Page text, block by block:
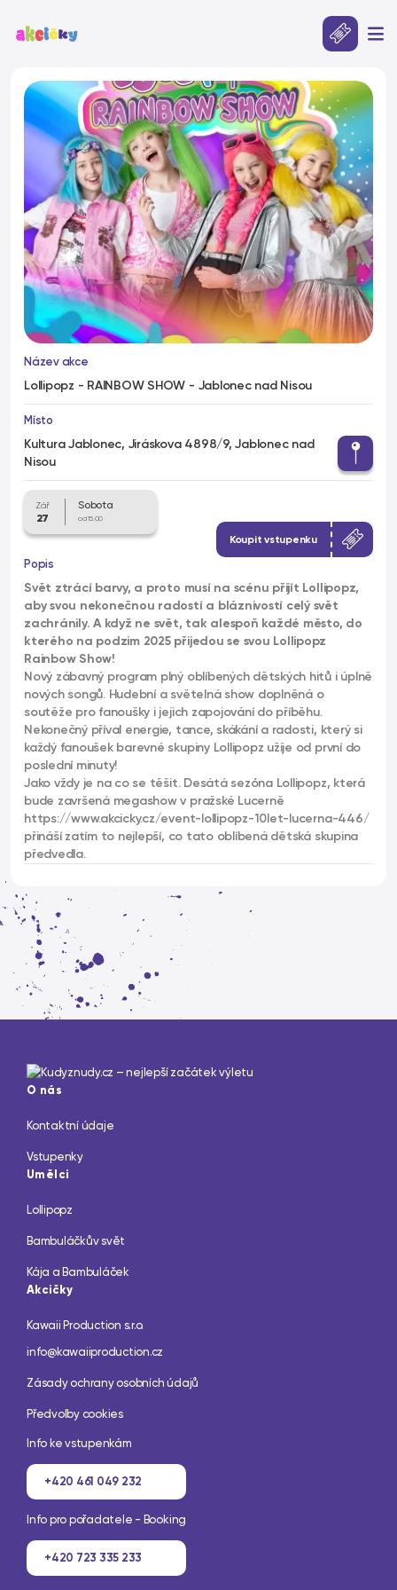
Název akce
Lollipopz - RAINBOW SHOW - Jablonec nad Nisou
Místo
Kultura Jablonec, Jiráskova 4898/9, Jablonec nad
Nisou
Zář
27
Sobota
od 15.00
Koupit vstupenku
Popis
Svět ztrácí barvy, a proto musí na scénu přijít Lollipopz,
aby svou nekonečnou radostí a bláznivostí celý svět
zachránily. A když ne svět, tak alespoň každé město, do
kterého na podzim 2025 přijedou se svou Lollipopz
Rainbow Show!
Nový zábavný program plný oblíbených dětských hitů i úplně
nových songů. Hudební a světelná show doplněná o
soutěže pro fanoušky i jejich zapojování do příběhu.
Nekonečný příval energie, tance, skákání a radosti, který si
každý fanoušek barevné skupiny Lollipopz užije od první do
poslední minuty!
Jako vždy je na co se těšit. Desátá sezóna Lollipopz, která
bude završená megashow v pražské Lucerně
https://www.akcicky.cz/event-lollipopz-10let-lucerna-446/
přináší zatím to nejlepší, co tato oblíbená dětská skupina
předvedla.
O nás
Kontaktní údaje
Vstupenky
Umělci
Lollipopz
Bambuláčkův svět
Kája a Bambuláček
Akcičky
Kawaii Production s.r.o.
info@kawaiiproduction.cz
Zásady ochrany osobních údajů
Předvolby cookies
Info ke vstupenkám
+420 461 049 232
Info pro pořadatele - Booking
+420 723 335 233